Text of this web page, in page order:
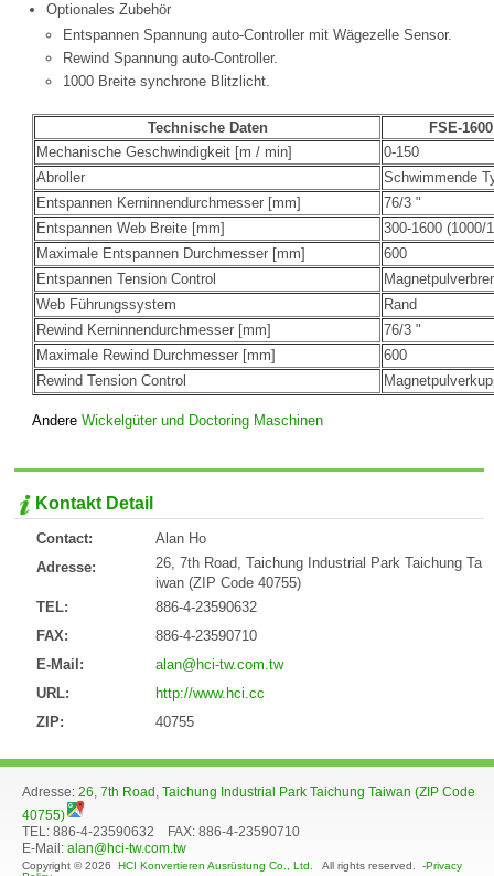
Optionales Zubehör
Entspannen Spannung auto-Controller mit Wägezelle Sensor.
Rewind Spannung auto-Controller.
1000 Breite synchrone Blitzlicht.
Technische Daten
FSE-
Mechanische Geschwindigkeit [m / min]
0-150
Abroller
Schwimmende
Entspannen Kerninnendurchmesser [mm]
76/3 "
Entspannen Web Breite [mm]
300-1600 (1000/
Maximale Entspannen Durchmesser [mm]
600
Entspannen Tension Control
Web Führungssystem
Rand
Rewind Kerninnendurchmesser [mm]
76/3 "
Maximale Rewind Durchmesser [mm]
600
Rewind Tension Control
Andere Wickelgüter und Doctoring Maschinen
Kontakt Detail
Contact:
Alan Ho
Adresse:
26, 7th Road, Taichung Industrial Park Taichung Ta
iwan (ZIP Code 40755)
TEL:
886-4-23590632
FAX:
886-4-23590710
E-Mail:
alan@hci-tw.com.tw
URL:
http://www.hci.cc
ZIP:
40755
Adresse: 26, 7th Road, Taichung Industrial Park Taichung Taiwan (ZIP Code
40755)
TEL: 886-4-23590632 FAX: 886-4-23590710
E-Mail: alan@hci-tw.com.tw
Copyright © 2026 HCI Konvertieren Ausrüstung Co., Ltd. All rights reserved. -Privacy